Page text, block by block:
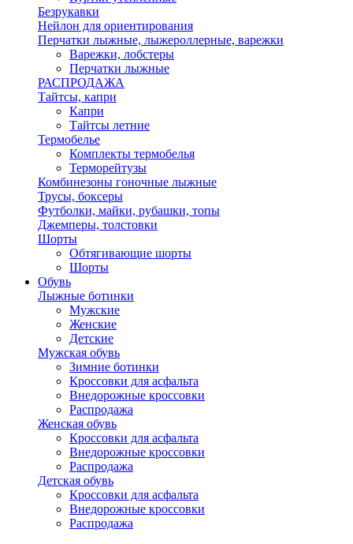
Безрукавки
Нейлон для ориентирования
Перчатки лыжные, лыжероллерные, варежки
Варежки, лобстеры
Перчатки лыжные
РАСПРОДАЖА
Тайтсы, капри
Капри
Тайтсы летние
Термобелье
Комплекты термобелья
Терморейтузы
Комбинезоны гоночные лыжные
Трусы, боксеры
Футболки, майки, рубашки, топы
Джемперы, толстовки
Шорты
Обтягивающие шорты
Шорты
Обувь
Лыжные ботинки
Мужские
Женские
Детские
Мужская обувь
Зимние ботинки
Кроссовки для асфальта
Внедорожные кроссовки
Распродажа
Женская обувь
Кроссовки для асфальта
Внедорожные кроссовки
Распродажа
Детская обувь
Кроссовки для асфальта
Внедорожные кроссовки
Распродажа